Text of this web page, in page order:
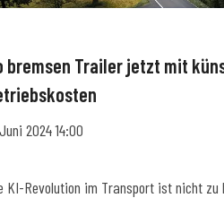
bremsen Trailer jetzt mit
2024 14:00
KI-Revolution im Transport ist nicht